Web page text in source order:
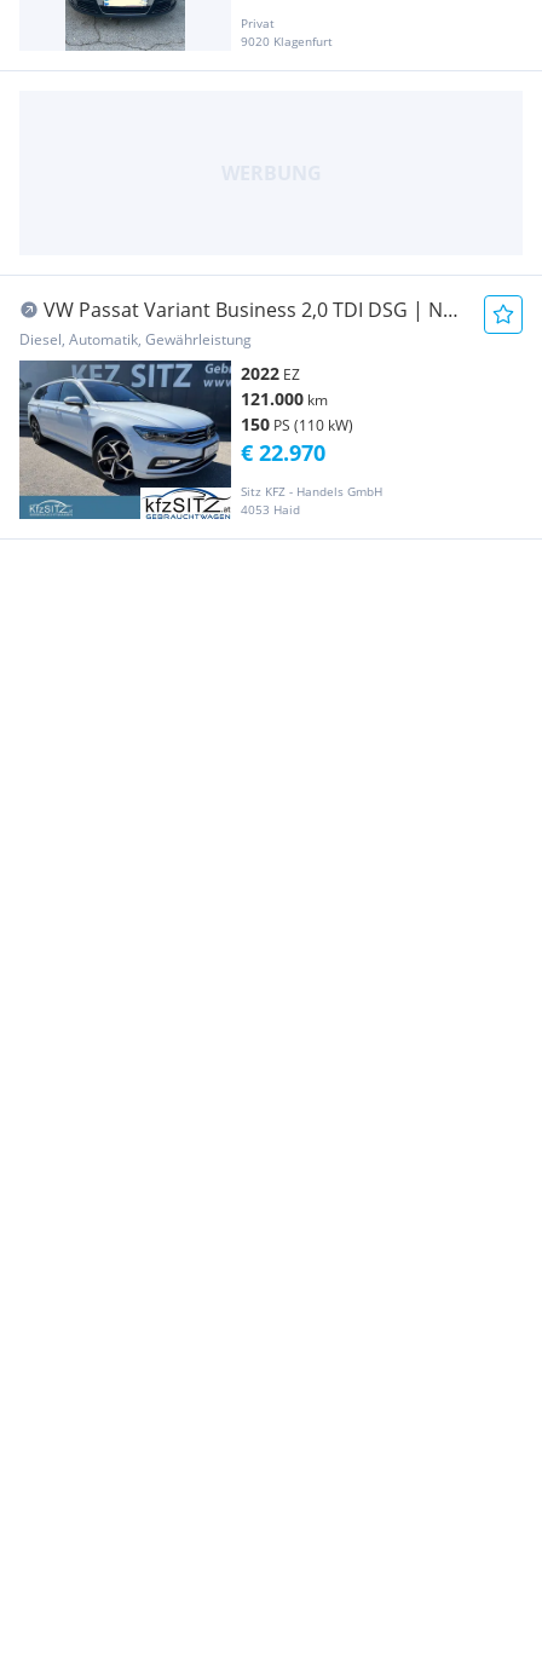
Privat
9020 Klagenfurt
VW Passat Variant Business 2,0 TDI DSG | NP:
€57.700
Diesel, Automatik, Gewährleistung
2022 EZ
121.000 km
150 PS (110 kW)
Sitz KFZ - Handels GmbH
4053 Haid
€ 22.970